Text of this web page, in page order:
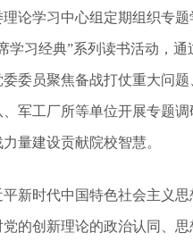
学习中心组定期组织专题
学习经典”系列读书活动，
委员聚焦备战打仗重大问
军工厂所等单位开展专题
量建设贡献院校智慧。
时代中国特色社会主义思
的创新理论的政治认同、